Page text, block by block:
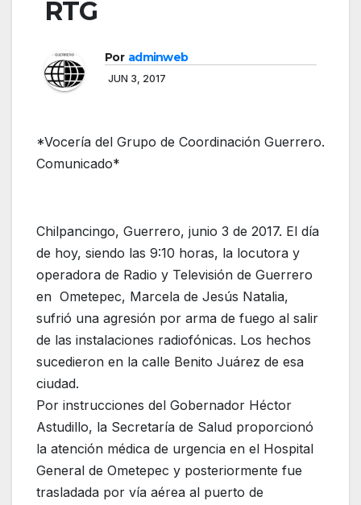
RTG
Por adminweb
JUN 3, 2017
*Vocería del Grupo de Coordinación Guerrero.
Comunicado*
Chilpancingo, Guerrero, junio 3 de 2017. El día
de hoy, siendo las 9:10 horas, la locutora y
operadora de Radio y Televisión de Guerrero
en Ometepec, Marcela de Jesús Natalia,
sufrió una agresión por arma de fuego al salir
de las instalaciones radiofónicas. Los hechos
sucedieron en la calle Benito Juárez de esa
ciudad.
Por instrucciones del Gobernador Héctor
Astudillo, la Secretaría de Salud proporcionó
la atención médica de urgencia en el Hospital
General de Ometepec y posteriormente fue
trasladada por vía aérea al puerto de